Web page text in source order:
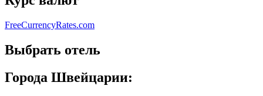
FreeCurrencyRates.com
Выбрать отель
Города Швейцарии: